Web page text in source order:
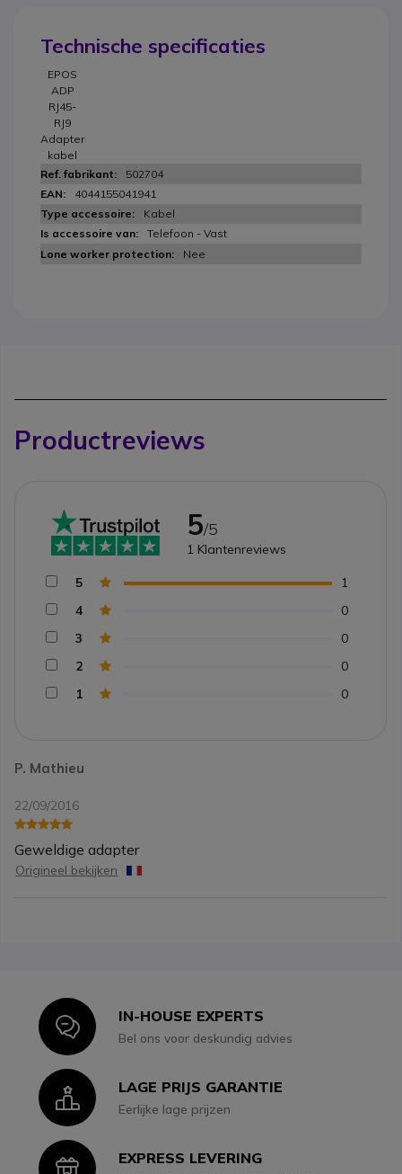
Technische specificaties
EPOS
ADP
RJ45-
RJ9
Adapter
kabel
502704
4044155041941
Kabel
Telefoon - Vast
Nee
Productreviews
P. Mathieu
22/09/2016
Geweldige adapter
Origineel bekijken
5/5
1 Klantenreviews
5
1
4
0
3
0
2
0
1
0
IconIN-HOUSE EXPERTS
Bel ons voor deskundig advies
IconLAGE PRIJS GARANTIE
Eerlijke lage prijzen
EXPRESS LEVERING